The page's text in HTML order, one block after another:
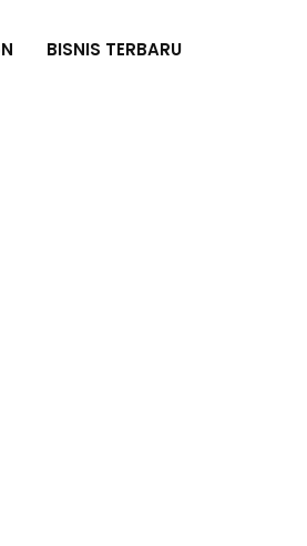
BISNIS TERBARU